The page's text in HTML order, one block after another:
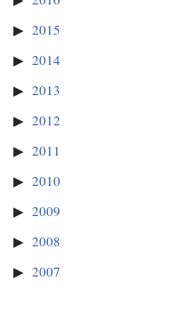
2015
2014
2013
2012
2011
2010
2009
2008
2007